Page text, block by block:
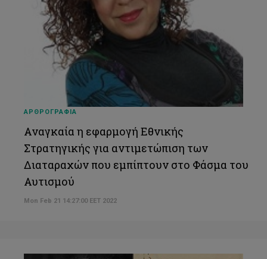
ΑΡΘΡΟΓΡΑΦΙΑ
Αναγκαία η εφαρμογή Εθνικής
Στρατηγικής για αντιμετώπιση των
Διαταραχών που εμπίπτουν στο Φάσμα του
Αυτισμού
Mon Feb 21 14:27:00 EET 2022